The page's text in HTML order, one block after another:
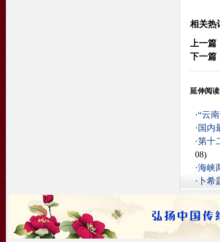
相关热
上一篇
下一篇
延伸阅
·“云
· 国内
·第十
08)
·海峡
· 卜